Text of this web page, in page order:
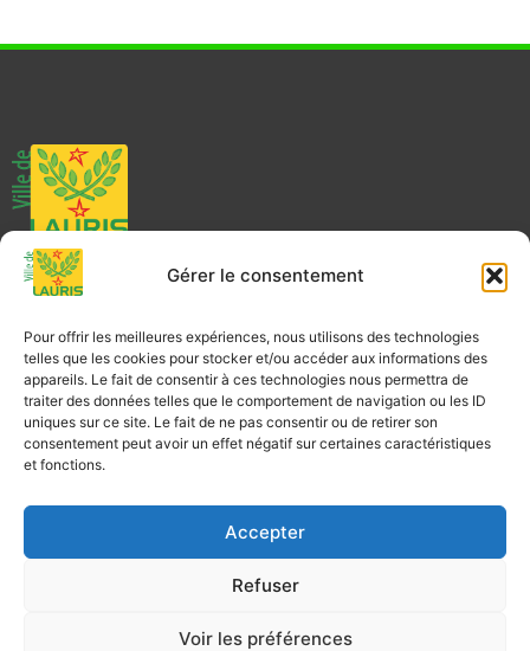
Gérer le consentement
Pour offrir les meilleures expériences, nous utilisons des technologies
telles que les cookies pour stocker et/ou accéder aux informations des
appareils. Le fait de consentir à ces technologies nous permettra de
traiter des données telles que le comportement de navigation ou les ID
uniques sur ce site. Le fait de ne pas consentir ou de retirer son
consentement peut avoir un effet négatif sur certaines caractéristiques
et fonctions.
Accepter
Refuser
Voir les préférences
Place Joseph Garnier
84360 LAURIS
Nous contacter